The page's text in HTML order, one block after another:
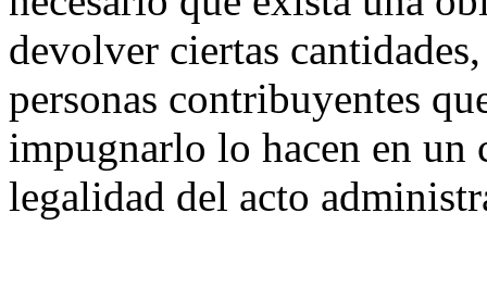
devolver ciertas
personas contribuyentes
impugnarlo lo hacen en un
legalidad del acto